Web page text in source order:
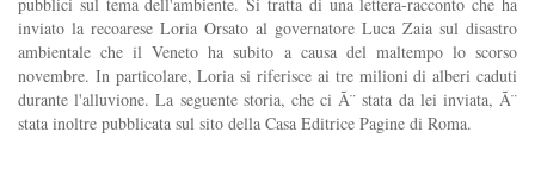
pubblici sul tema dell'ambiente. Si tratta di una lettera-racconto che ha
inviato la recoarese Loria Orsato al governatore Luca Zaia sul disastro
ambientale che il Veneto ha subito a causa del maltempo lo scorso
novembre. In particolare, Loria si riferisce ai tre milioni di alberi caduti
durante l'alluvione. La seguente storia, che ci Ã¨ stata da lei inviata, Ã¨
stata inoltre pubblicata sul sito della Casa Editrice Pagine di Roma.